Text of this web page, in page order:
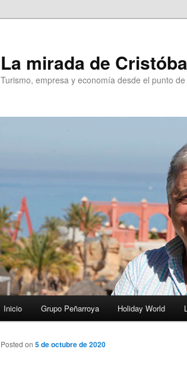
La mirada de
Turismo, empresa y economía desde el punto
Inicio Grupo Peñarroya Holiday World
Posted on 5 de octubre de 2020